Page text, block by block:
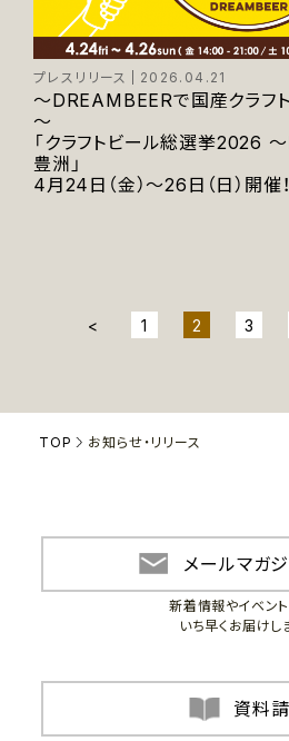
プレスリリース 2026.04.21
～DREAMBEERで国産クラフ
～
「クラフトビール総選挙2026
豊洲」
4月24日（金）～26日（日）開催！
< 1 2 3
TOP お知らせ・リリース
メールマガ
新着情報やイベン
いち早くお届けし
資料